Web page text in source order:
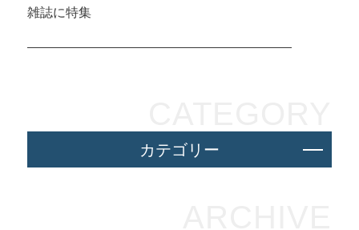
カテゴリー
雑誌に特集